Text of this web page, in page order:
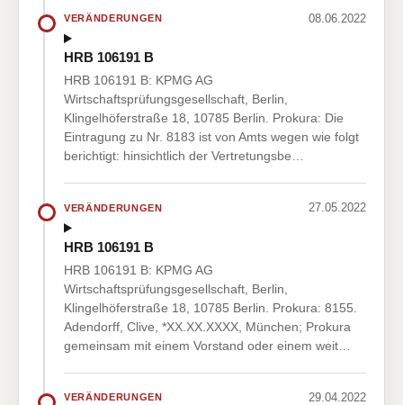
VERÄNDERUNGEN 08.06.2022
HRB 106191 B
HRB 106191 B: KPMG AG
Wirtschaftsprüfungsgesellschaft, Berlin,
Klingelhöferstraße 18, 10785 Berlin. Prokura: Die
Eintragung zu Nr. 8183 ist von Amts wegen wie folgt
berichtigt: hinsichtlich der Vertretungsbe…
VERÄNDERUNGEN 27.05.2022
HRB 106191 B
HRB 106191 B: KPMG AG
Wirtschaftsprüfungsgesellschaft, Berlin,
Klingelhöferstraße 18, 10785 Berlin. Prokura: 8155.
Adendorff, Clive, *XX.XX.XXXX, München; Prokura
gemeinsam mit einem Vorstand oder einem weit…
VERÄNDERUNGEN 29.04.2022